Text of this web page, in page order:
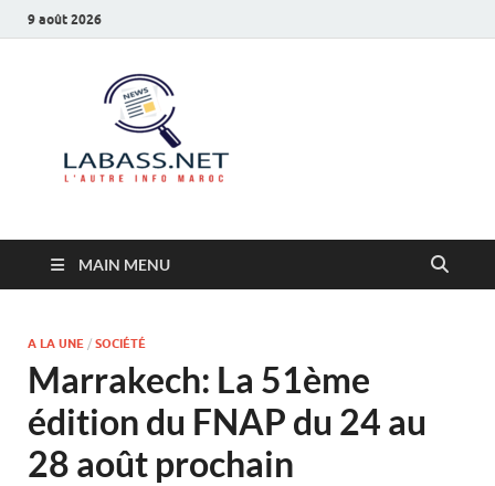
9 août 2026
MAIN MENU
A LA UNE / SOCIÉTÉ
Marrakech: La 51ème
édition du FNAP du 24 au
28 août prochain